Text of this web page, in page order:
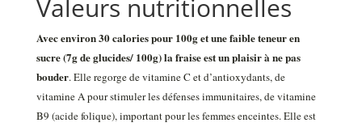
Valeurs nutritionnelles
Avec environ 30 calories pour 100g et une faible teneur en
sucre (7g de glucides/ 100g) la fraise est un plaisir à ne pas
bouder. Elle regorge de vitamine C et d’antioxydants, de
vitamine A pour stimuler les défenses immunitaires, de vitamine
B9 (acide folique), important pour les femmes enceintes. Elle est